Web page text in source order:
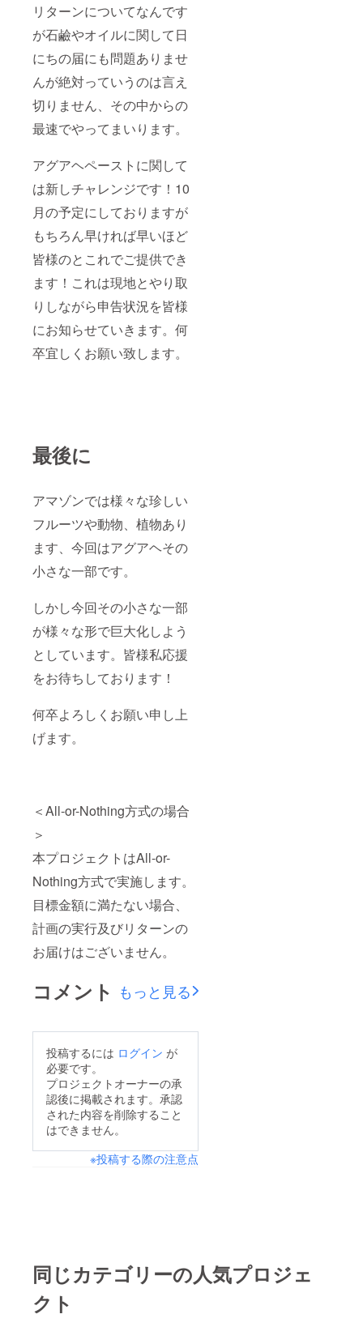
リターンについてなんです
が石鹼やオイルに関して日
にちの届にも問題ありませ
んが絶対っていうのは言え
切りません、その中からの
最速でやってまいります。
アグアヘペーストに関して
は新しチャレンジです！10
月の予定にしておりますが
もちろん早ければ早いほど
皆様のとこれでご提供でき
ます！これは現地とやり取
りしながら申告状況を皆様
にお知らせていきます。何
卒宜しくお願い致します。
最後に
アマゾンでは様々な珍しい
フルーツや動物、植物あり
ます、今回はアグアヘその
小さな一部です。
しかし今回その小さな一部
が様々な形で巨大化しよう
としています。皆様私応援
をお待ちしております！
何卒よろしくお願い申し上
げます。
＜All-or-Nothing方式の場合
＞
本プロジェクトはAll-or-
Nothing方式で実施します。
目標金額に満たない場合、
計画の実行及びリターンの
お届けはございません。
コメント もっと見る
投稿するには ログイン が
必要です。
プロジェクトオーナーの承
認後に掲載されます。承認
された内容を削除すること
はできません。
※投稿する際の注意点
同じカテゴリーの人気プロジェ
クト